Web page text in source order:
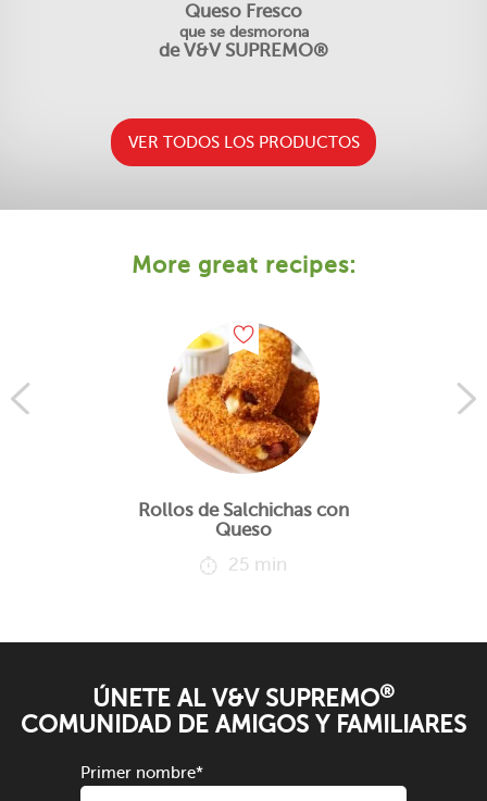
Queso Fresco
que se desmorona
de V&V SUPREMO®
VER TODOS LOS PRODUCTOS
More great recipes:
Rollos de Salchichas con
Queso
25 min
ÚNETE AL V&V SUPREMO®
COMUNIDAD DE AMIGOS Y FAMILIARES
Primer nombre*